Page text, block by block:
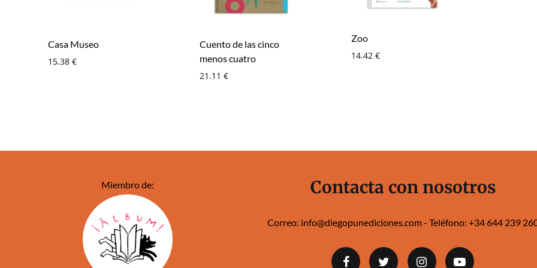
Casa Museo
15.38 €
Cuento de las cinco
menos cuatro
21.11 €
Zoo
14.42 €
Miembro de: Contacta con nosotros
Correo: info@diegopunediciones.com- Teléfono: +34 644 239